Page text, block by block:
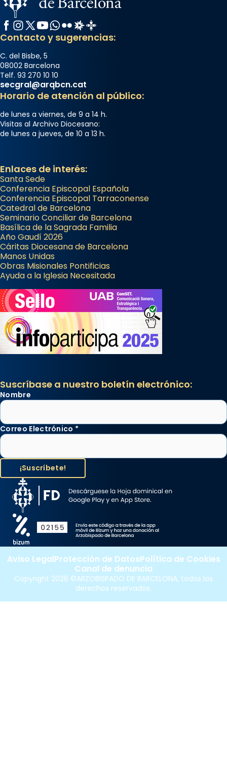
Facebook
Instagram
X / Twitter
YouTube
WhatsApp
FlickrRadio Estel
Catalunya Cristiana
Contacto y sugerencias:
C. del Bisbe, 5
08002 Barcelona
Telf. 93 270 10 10
secgral@arqbcn.cat
Horario de atención al público:
de lunes a viernes, de 9 a 14 h.
Visitas al Archivo Diocesano:
de lunes a jueves, de 10 a 13 h.
Enlaces de interés:
Santa Sede
Conferencia Episcopal Española
Conferencia Episcopal Tarraconense
Catedral de Barcelona
Seminario Conciliar de Barcelona
Basílica de la Sagrada Familia
Año Gaudí 2026
Cáritas Diocesana de Barcelona
Manos Unidas
Obras Misionales Pontificias
Ayuda a la Iglesia Necesitada
Suscríbase a nuestro boletín electrónico:
Nombre
Correo Electrónico *
Copyright 2026 ©ARZOBISPADO DE BARCELONA, todos los
derechos reservados.
Aviso LegalProtección de DatosPolítica de Cookies
Canal de denuncia